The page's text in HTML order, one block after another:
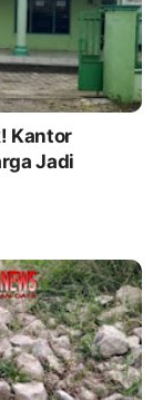
Kantor
Jadi